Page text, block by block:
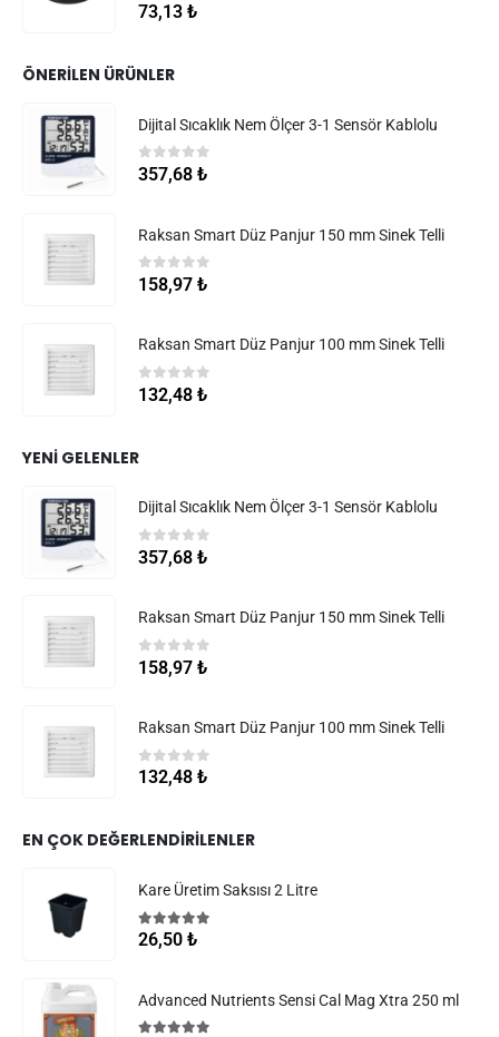
5.005 üzerinden
73,13 ₺
ÖNERILEN ÜRÜNLER
Dijital Sıcaklık Nem Ölçer 3-1 Sensör Kablolu
05 üzerinden
357,68 ₺
Raksan Smart Düz Panjur 150 mm Sinek Telli
0 5 üzerinden
158,97 ₺
Raksan Smart Düz Panjur 100 mm Sinek Telli
05 üzerinden
132,48 ₺
YENI GELENLER
Dijital Sıcaklık Nem Ölçer 3-1 Sensör Kablolu
05 üzerinden
357,68 ₺
Raksan Smart Düz Panjur 150 mm Sinek Telli
0 5 üzerinden
158,97 ₺
Raksan Smart Düz Panjur 100 mm Sinek Telli
05 üzerinden
132,48 ₺
EN ÇOK DEĞERLENDIRILENLER
Kare Üretim Saksısı 2 Litre
5.005 üzerinden
26,50 ₺
Advanced Nutrients Sensi Cal Mag Xtra 250 ml